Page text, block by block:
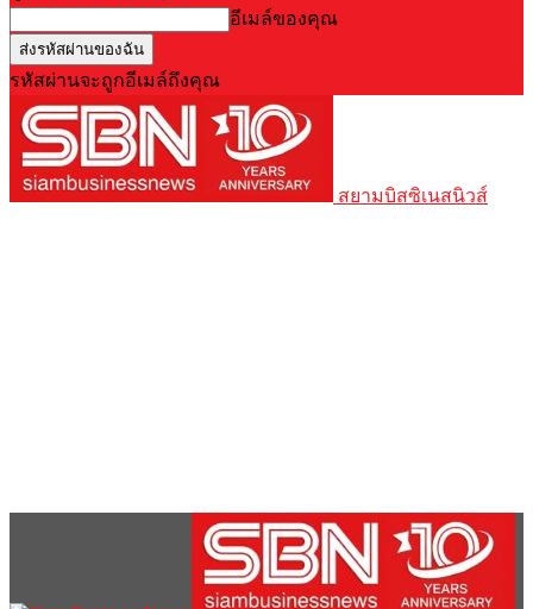
อีเมล์ของคุณ
รหัสผ่านจะถูกอีเมล์ถึงคุณ
สยามบิสซิเนสนิวส์